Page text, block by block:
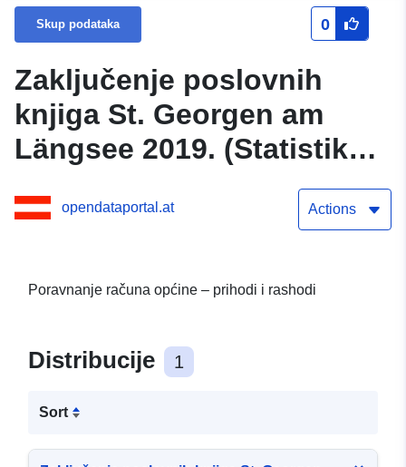
Skup podataka 0
Zaključenje poslovnih
knjiga St. Georgen am
Längsee 2019. (Statistik
opendataportal.at Actions
Poravnanje računa općine – prihodi i rashodi
Distribucije 1
Sort